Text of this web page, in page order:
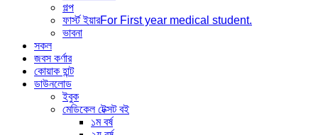
গল্প
ফার্স্ট ইয়ারFor First year medical student.
ভাবনা
সকল
জবস কর্ণার
কোয়াক হান্ট
ডাউনলোড
ইবুক
মেডিকেল টেক্সট বই
১ম বর্ষ